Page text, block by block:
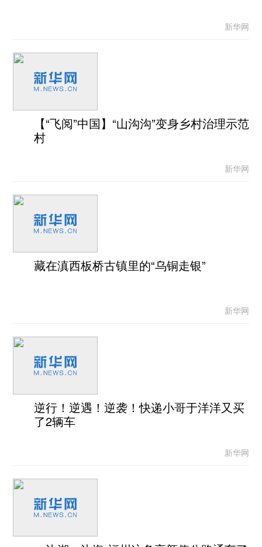
新华网
【“飞阅”中国】“山沟沟”变身乡村治理示范
村
新华网
藏在滇西板桥古镇里的“乌铜走银”
新华网
逆行！逆遇！逆袭！快递小哥于洋洋又买
了2辆车
新华网